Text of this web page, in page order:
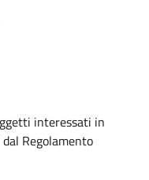
interessati in
Regolamento